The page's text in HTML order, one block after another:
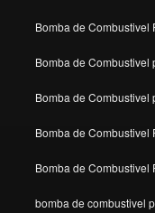
Bomba de Combustivel
Bomba de Combustivel
Bomba de Combustivel
Bomba de Combustivel
Bomba de Combustivel
bomba de combustivel